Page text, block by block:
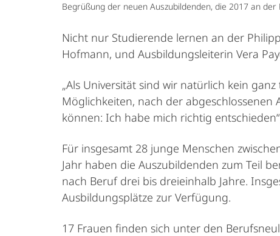
Begrüßung der neuen Auszubildenden, die 2017 an
Nicht nur Studierende lernen an der
Hofmann, und Ausbildungsleiterin Vera
„Als Universität sind wir natürlich kein
Möglichkeiten, nach der abgeschlossenen
können: Ich habe mich richtig
Für insgesamt 28 junge Menschen
Jahr haben die Auszubildenden zum Teil
nach Beruf drei bis dreieinhalb Jahre.
Ausbildungsplätze zur Verfügung.
17 Frauen finden sich unter den